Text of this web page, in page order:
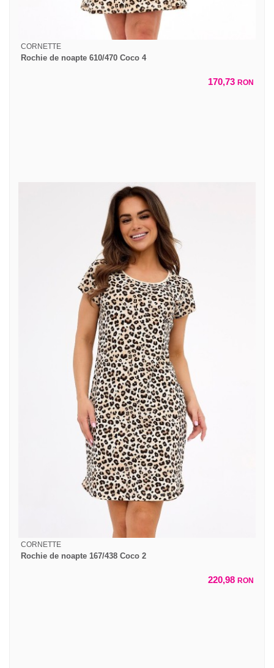
CORNETTE
Rochie de noapte 610/470 Coco 4
170,73 RON
CORNETTE
Rochie de noapte 167/438 Coco 2
220,98 RON